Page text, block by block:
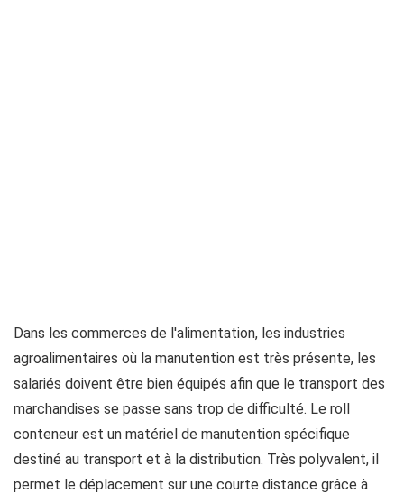
Dans les commerces de l'alimentation, les industries
agroalimentaires où la manutention est très présente, les
salariés doivent être bien équipés afin que le transport des
marchandises se passe sans trop de difficulté. Le roll
conteneur est un matériel de manutention spécifique
destiné au transport et à la distribution. Très polyvalent, il
permet le déplacement sur une courte distance grâce à